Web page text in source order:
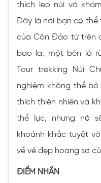
thích leo núi và
Đây là nơi bạn có thể
của Côn Đảo từ trên
bao la, một bên là
Tour trekking Núi
nghiệm không thể
thích thiên nhiên và
thể lực, nhưng nó
khoảnh khắc tuyệt
về vẻ đẹp hoang sơ
ĐIỂM NHẤN